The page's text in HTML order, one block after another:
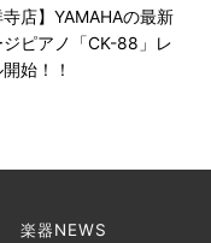
寺店】YAMAHAの最新
ジピアノ「CK-88」レ
始！！
楽器NEWS